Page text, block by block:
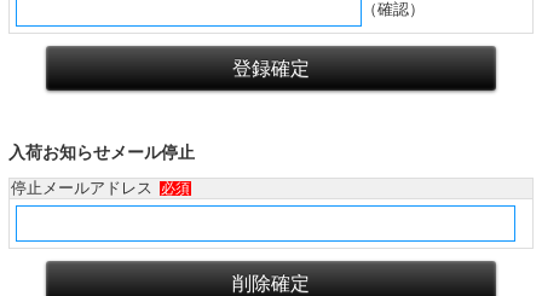
（確認）
入荷お知らせメール停止
停止メールアドレス 必須